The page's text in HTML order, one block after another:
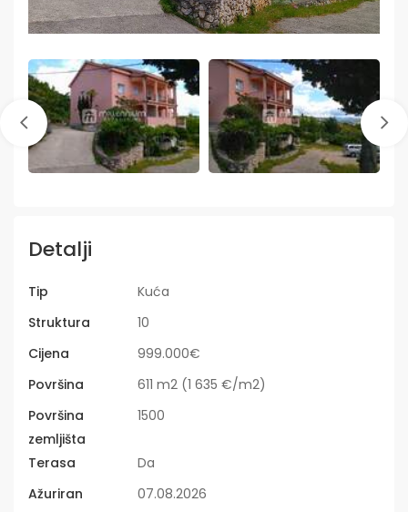
Detalji
Tip
Kuća
Struktura
10
Cijena
999.000€
Površina
611 m2 (1 635 €/m2)
Površina
zemljišta
1500
Terasa
Da
Ažuriran
07.08.2026